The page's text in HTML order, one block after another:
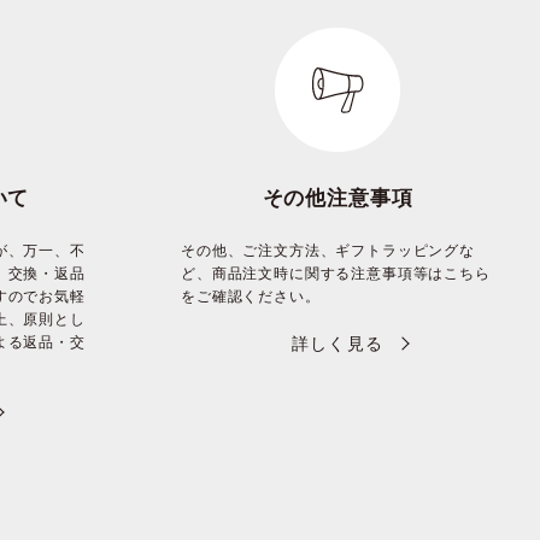
て
、万一、不
交換・返品
のでお気軽
、原則とし
る返品・交
その他注意事項
その他、ご注文方法、ギフトラッピングな
ど、商品注文時に関する注意事項等はこちら
をご確認ください。
詳しく見る